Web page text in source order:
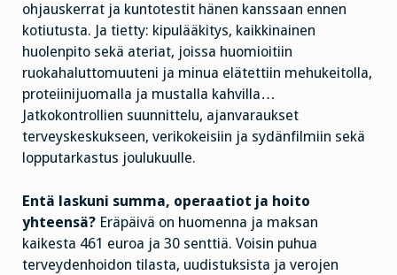
ohjauskerrat ja kuntotestit hänen kanssaan ennen
kotiutusta. Ja tietty: kipulääkitys, kaikkinainen
huolenpito sekä ateriat, joissa huomioitiin
ruokahaluttomuuteni ja minua elätettiin mehukeitolla,
proteiinijuomalla ja mustalla kahvilla…
Jatkokontrollien suunnittelu, ajanvaraukset
terveyskeskukseen, verikokeisiin ja sydänfilmiin sekä
lopputarkastus joulukuulle.
Entä laskuni summa, operaatiot ja hoito
yhteensä? Eräpäivä on huomenna ja maksan
kaikesta 461 euroa ja 30 senttiä. Voisin puhua
terveydenhoidon tilasta, uudistuksista ja verojen